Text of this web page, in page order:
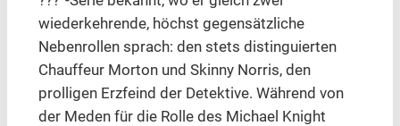
wiederkehrende, höchst gegensätzliche
Nebenrollen sprach: den stets distinguierten
Chauffeur Morton und Skinny Norris, den
prolligen Erzfeind der Detektive. Während von
der Meden für die Rolle des Michael Knight